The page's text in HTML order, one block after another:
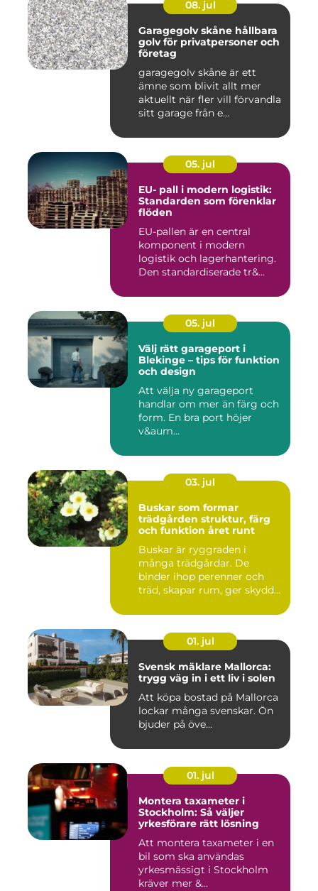
08. jul
Garagegolv skåne hållbara
golv för privatpersoner och
företag
garagegolv skåne är ett
ämne som blivit allt mer
aktuellt när fler vill förvandla
sitt garage från e...
05. jul
EU- pall i modern logistik:
Standarden som förenklar
flöden
EU-pallen är en central
komponent i modern
logistik och lagerhantering.
Den standardiserade tr&...
05. jul
Välj rätt garageport i
Blekinge – tips för funktion
och design
Att välja ny garageport
handlar om mer än färg och
form. En bra port höjer
v&aum...
03. jul
Buskar som formar
trädgården struktur, färg
och funktion året runt
Buskar är ryggraden i
många trädgårdar. De
binder ihop perenner och
träd, skapar rum, ger skydd
01. jul
Svensk mäklare Mallorca:
trygg väg in i ett liv i solen
Att köpa bostad på Mallorca
lockar många svenskar. Ön
bjuder på öve...
01. jul
Montera taxameter i
Stockholm: Så väljer
yrkesförare rätt lösning
Att montera taxameter i en
bil som ska användas
yrkesmässigt i Stockholm
kräver mer &...